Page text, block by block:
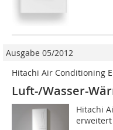
Ausgabe 05/2012
Hitachi Air Conditioning
Luft-/Wasser-
Hitachi
erweitert